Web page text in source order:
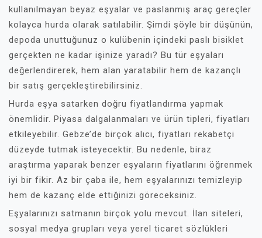
kullanılmayan beyaz eşyalar ve paslanmış araç gereçler
kolayca hurda olarak satılabilir. Şimdi şöyle bir düşünün,
depoda unuttuğunuz o kulübenin içindeki paslı bisiklet
gerçekten ne kadar işinize yaradı? Bu tür eşyaları
değerlendirerek, hem alan yaratabilir hem de kazançlı
bir satış gerçekleştirebilirsiniz.
Hurda eşya satarken doğru fiyatlandırma yapmak
önemlidir. Piyasa dalgalanmaları ve ürün tipleri, fiyatları
etkileyebilir. Gebze’de birçok alıcı, fiyatları rekabetçi
düzeyde tutmak isteyecektir. Bu nedenle, biraz
araştırma yaparak benzer eşyaların fiyatlarını öğrenmek
iyi bir fikir. Az bir çaba ile, hem eşyalarınızı temizleyip
hem de kazanç elde ettiğinizi göreceksiniz.
Eşyalarınızı satmanın birçok yolu mevcut. İlan siteleri,
sosyal medya grupları veya yerel ticaret sözlükleri